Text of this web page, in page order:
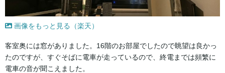
画像をもっと見る（楽天）
客室奥には窓がありました。16階のお部屋でしたので眺望は良かっ
たのですが、すぐそばに電車が走っているので、終電までは頻繁に
電車の音が聞こえました。